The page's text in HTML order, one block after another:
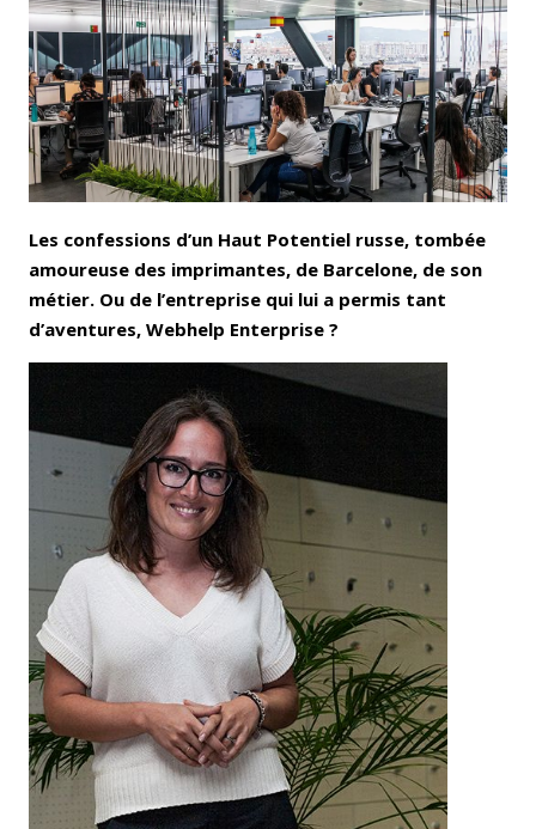
Bluesky Whatsapp
Les confessions d’un Haut Potentiel russe, tombée
amoureuse des imprimantes, de Barcelone, de son
métier. Ou de l’entreprise qui lui a permis tant
d’aventures, Webhelp Enterprise ?